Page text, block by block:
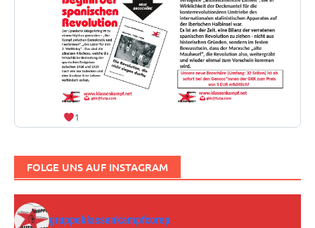
1
FOLGE UNS AUF INSTAGRAM
gruppeklassenkampfcorep